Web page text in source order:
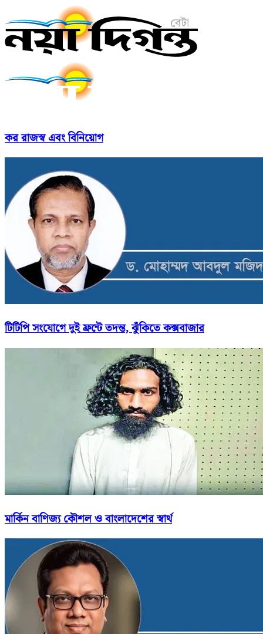
কর রাজস্ব এবং বিনিয়োগ
টিটিপি সংযোগে দুই ফ্রন্টে তদন্ত, ঝুঁকিতে কক্সবাজার
মার্কিন বাণিজ্য কৌশল ও বাংলাদেশের স্বার্থ